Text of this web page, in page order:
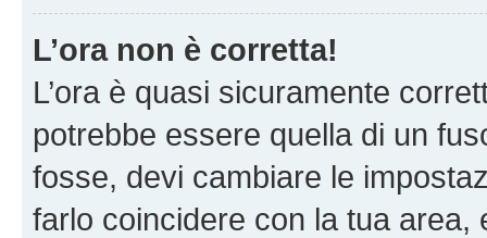
L’ora non è corretta!
L’ora è quasi sicuramente
potrebbe essere quella di un
fosse, devi cambiare le
farlo coincidere con la tua area,